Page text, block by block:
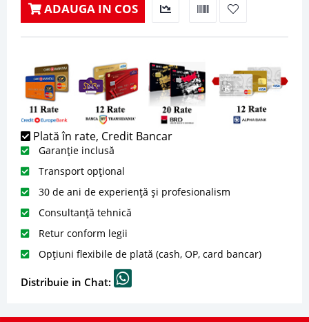
ADAUGA IN COS
Plată în rate, Credit Bancar
Garanție inclusă
Transport opțional
30 de ani de experiență și profesionalism
Consultanță tehnică
Retur conform legii
Opțiuni flexibile de plată (cash, OP, card bancar)
Distribuie in Chat: